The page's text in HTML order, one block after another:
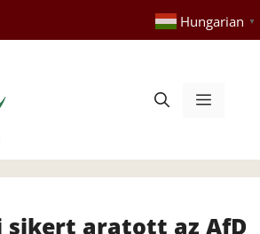
Hungarian ▼
Menü
sikert aratott az AfD